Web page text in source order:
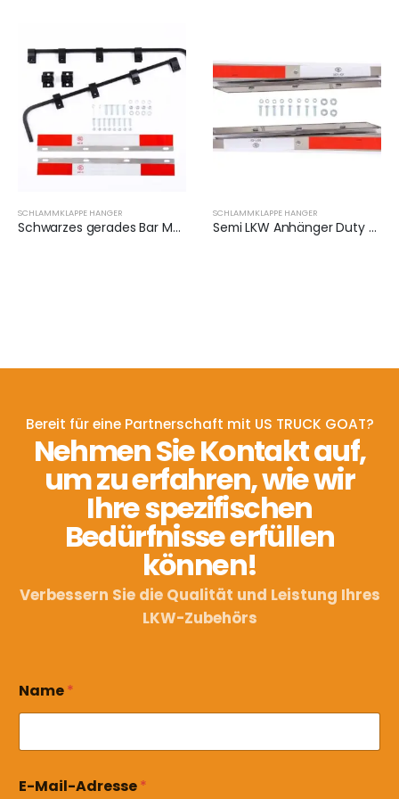
SCHLAMMKLAPPE HANGER
Schwarzes gerades Bar Mud Flap Hanger Bracket Kit | XKJ-MFH-SBK
SCHLAMMKLAPPE HANGER
Semi LKW Anhänger Duty Schlammklappen | XKJ-MFH-03-SS-1/2
Bereit für eine Partnerschaft mit US TRUCK GOAT?
Nehmen Sie Kontakt auf,
um zu erfahren, wie wir
Ihre spezifischen
Bedürfnisse erfüllen
können!
Verbessern Sie die Qualität und Leistung Ihres
LKW-Zubehörs
a
m
E
M
Name*
E-Mail-Adresse*